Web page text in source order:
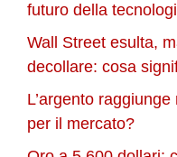
futuro della
Wall Street esulta,
decollare: cosa
L’argento
per il mercato?